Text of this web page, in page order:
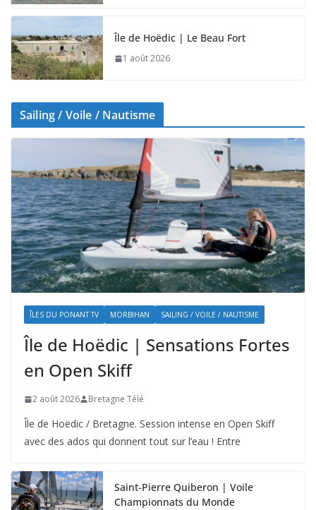
Île de Hoëdic | Le Beau Fort
1 août 2026
Sailing / Voile / Nautisme
ÎLES DU PONANT TV MORBIHAN SAILING / VOILE / NAUTISME
Île de Hoëdic | Sensations Fortes
en Open Skiff
2 août 2026 Bretagne Télé
Île de Hoëdic / Bretagne. Session intense en Open Skiff
avec des ados qui donnent tout sur l’eau ! Entre
Saint-Pierre Quiberon | Voile
Championnats du Monde